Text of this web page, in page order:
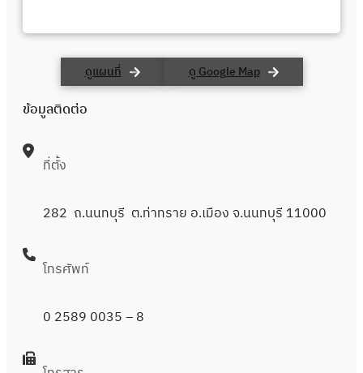
ข้อมูลติดต่อ
ที่ตั้ง
282 ถ.นนทบุรี ต.ท่าทราย อ.เมือง จ.นนทบุรี 11000
โทรศัพท์
0 2589 0035– 8
ดูแผนที่ ดู Google Map